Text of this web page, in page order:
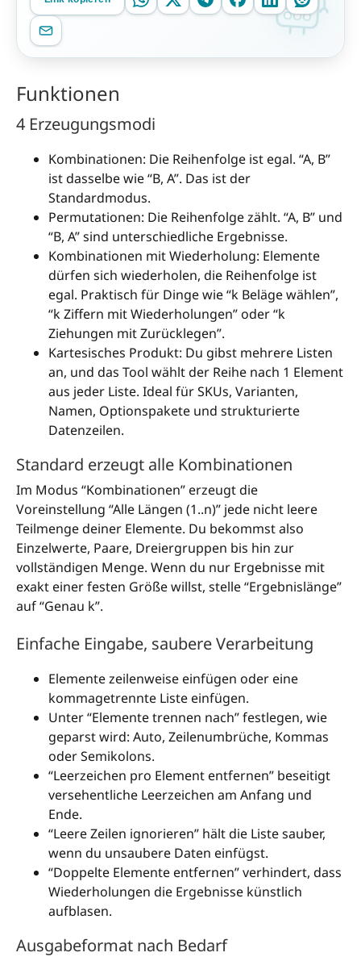
Funktionen
4 Erzeugungsmodi
Kombinationen: Die Reihenfolge ist egal. “A, B”
ist dasselbe wie “B, A”. Das ist der
Standardmodus.
Permutationen: Die Reihenfolge zählt. “A, B” und
“B, A” sind unterschiedliche Ergebnisse.
Kombinationen mit Wiederholung: Elemente
dürfen sich wiederholen, die Reihenfolge ist
egal. Praktisch für Dinge wie “k Beläge wählen”,
“k Ziffern mit Wiederholungen” oder “k
Ziehungen mit Zurücklegen”.
Kartesisches Produkt: Du gibst mehrere Listen
an, und das Tool wählt der Reihe nach 1 Element
aus jeder Liste. Ideal für SKUs, Varianten,
Namen, Optionspakete und strukturierte
Datenzeilen.
Standard erzeugt alle Kombinationen
Im Modus “Kombinationen” erzeugt die
Voreinstellung “Alle Längen (1..n)” jede nicht leere
Teilmenge deiner Elemente. Du bekommst also
Einzelwerte, Paare, Dreiergruppen bis hin zur
vollständigen Menge. Wenn du nur Ergebnisse mit
exakt einer festen Größe willst, stelle “Ergebnislänge”
auf “Genau k”.
Einfache Eingabe, saubere Verarbeitung
Elemente zeilenweise einfügen oder eine
kommagetrennte Liste einfügen.
Unter “Elemente trennen nach” festlegen, wie
geparst wird: Auto, Zeilenumbrüche, Kommas
oder Semikolons.
“Leerzeichen pro Element entfernen” beseitigt
versehentliche Leerzeichen am Anfang und
Ende.
“Leere Zeilen ignorieren” hält die Liste sauber,
wenn du unsaubere Daten einfügst.
“Doppelte Elemente entfernen” verhindert, dass
Wiederholungen die Ergebnisse künstlich
aufblasen.
Ausgabeformat nach Bedarf